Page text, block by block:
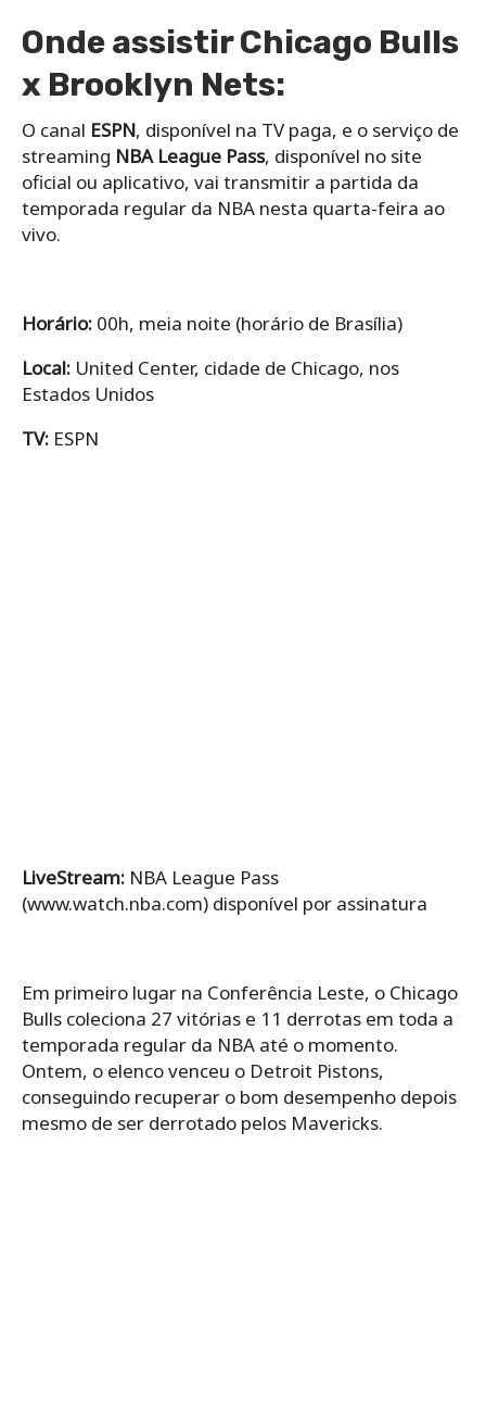
Onde assistir Chicago Bulls
x Brooklyn Nets:
O canal ESPN, disponível na TV paga, e o serviço de
streaming NBA League Pass, disponível no site
oficial ou aplicativo, vai transmitir a partida da
temporada regular da NBA nesta quarta-feira ao
vivo.
Horário: 00h, meia noite (horário de Brasília)
Local: United Center, cidade de Chicago, nos
Estados Unidos
TV: ESPN
LiveStream: NBA League Pass
(www.watch.nba.com) disponível por assinatura
Em primeiro lugar na Conferência Leste, o Chicago
Bulls coleciona 27 vitórias e 11 derrotas em toda a
temporada regular da NBA até o momento.
Ontem, o elenco venceu o Detroit Pistons,
conseguindo recuperar o bom desempenho depois
mesmo de ser derrotado pelos Mavericks.